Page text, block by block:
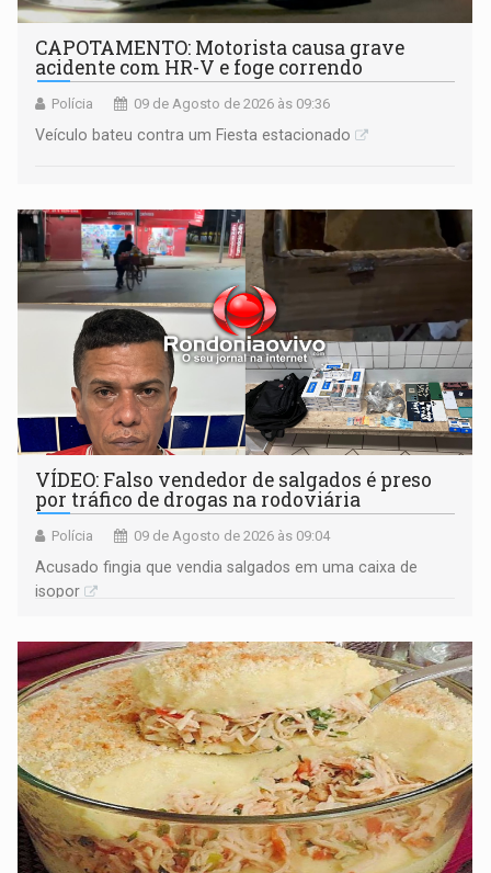
CAPOTAMENTO: Motorista causa grave
acidente com HR-V e foge correndo
Polícia 09 de Agosto de 2026 às 09:36
Veículo bateu contra um Fiesta estacionado
VÍDEO: Falso vendedor de salgados é preso
por tráfico de drogas na rodoviária
Polícia 09 de Agosto de 2026 às 09:04
Acusado fingia que vendia salgados em uma caixa de
isopor